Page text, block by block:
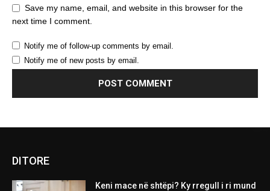
Save my name, email, and website in this browser for the
next time I comment.
Notify me of follow-up comments by email.
Notify me of new posts by email.
DITORE
Keni mace në shtëpi? Ky rregull i ri mund